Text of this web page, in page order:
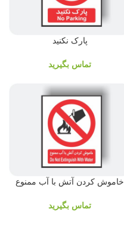
پارک نکنید
تماس بگیرید
خاموش کردن آتش با آب ممنوع
تماس بگیرید